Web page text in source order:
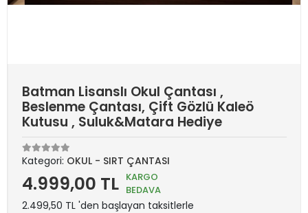
Batman Lisanslı Okul Çantası ,
Beslenme Çantası, Çift Gözlü Kaleö
Kutusu , Suluk&Matara Hediye
Kategori: OKUL - SIRT ÇANTASI
4.999,00 TL KARGO
BEDAVA
2.499,50 TL 'den başlayan taksitlerle